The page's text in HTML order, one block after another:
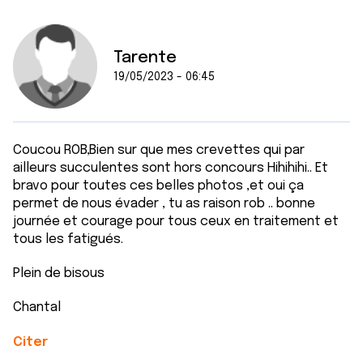
Tarente
19/05/2023 - 06:45
Coucou ROB,Bien sur que mes crevettes qui par
ailleurs succulentes sont hors concours Hihihihi.. Et
bravo pour toutes ces belles photos ,et oui ça
permet de nous évader , tu as raison rob .. bonne
journée et courage pour tous ceux en traitement et
tous les fatigués.
Plein de bisous
Chantal
Citer